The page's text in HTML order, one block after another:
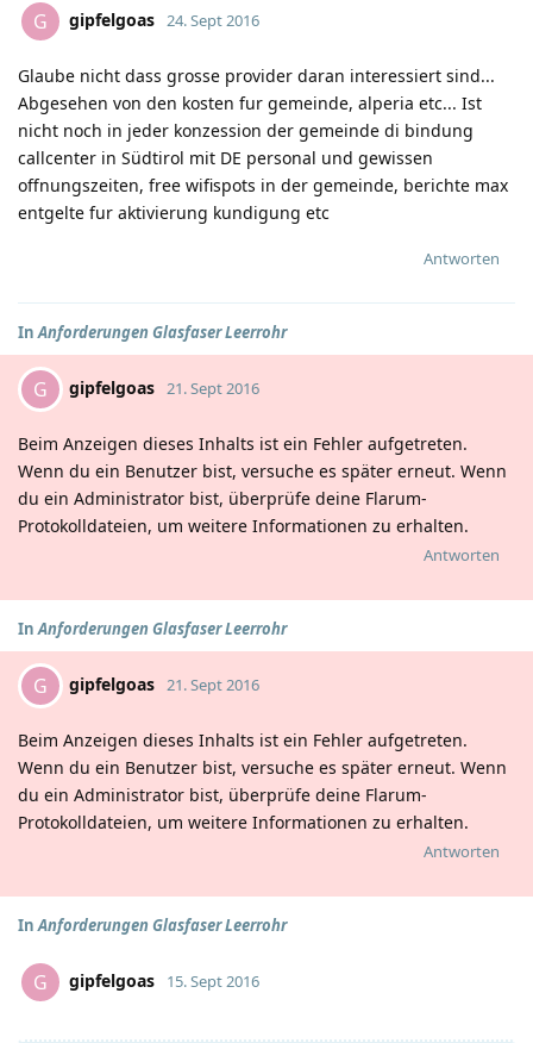
G gipfelgoas 24. Sept 2016
Glaube nicht dass grosse provider daran interessiert sind...
Abgesehen von den kosten fur gemeinde, alperia etc... Ist
nicht noch in jeder konzession der gemeinde di bindung
callcenter in Südtirol mit DE personal und gewissen
offnungszeiten, free wifispots in der gemeinde, berichte max
entgelte fur aktivierung kundigung etc
Antworten
InAnforderungen Glasfaser Leerrohr
G gipfelgoas 21. Sept 2016
Beim Anzeigen dieses Inhalts ist ein Fehler aufgetreten.
Wenn du ein Benutzer bist, versuche es später erneut. Wenn
du ein Administrator bist, überprüfe deine Flarum-
Protokolldateien, um weitere Informationen zu erhalten.
Antworten
InAnforderungen Glasfaser Leerrohr
G gipfelgoas 21. Sept 2016
Beim Anzeigen dieses Inhalts ist ein Fehler aufgetreten.
Wenn du ein Benutzer bist, versuche es später erneut. Wenn
du ein Administrator bist, überprüfe deine Flarum-
Protokolldateien, um weitere Informationen zu erhalten.
Antworten
InAnforderungen Glasfaser Leerrohr
G gipfelgoas 15. Sept 2016